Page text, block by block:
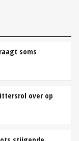
soms
over op